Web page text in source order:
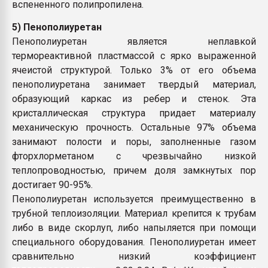
вспененного полипропилена.
5) Пенополиуретан
Пенополиуретан является неплавкой
термореактивной пластмассой с ярко выраженной
ячеистой структурой. Только 3% от его объема
пенополиуретана занимает твердый материал,
образующий каркас из ребер и стенок. Эта
кристаллическая структура придает материалу
механическую прочность. Остальные 97% объема
занимают полости и поры, заполненные газом
фторхлорметаном с чрезвычайно низкой
теплопроводностью, причем доля замкнутых пор
достигает 90-95%.
Пенополиуретан используется преимущественно в
трубной теплоизоляции. Материал крепится к трубам
либо в виде скорлуп, либо напыляется при помощи
специального оборудования. Пенополиуретан имеет
сравнительно низкий коэффициент